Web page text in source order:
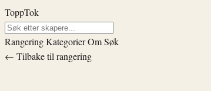
ToppTok
RangeringKategorierOmSøk
← Tilbake til rangering